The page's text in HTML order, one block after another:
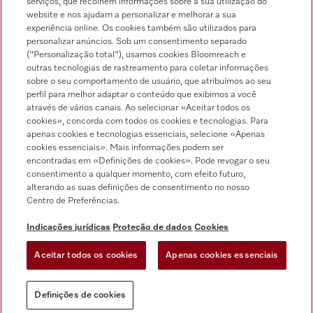
Pesquisa de distribuidores
Siga a Miele Professional
Proteção de dados
Condições gerais
Definições de cookies
website e nos ajudam a personalizar e melhorar a sua
experiência online. Os cookies também são utilizados para
personalizar anúncios. Sob um consentimento separado
("Personalização total"), usamos cookies Bloomreach e
outras tecnologias de rastreamento para coletar informações
sobre o seu comportamento de usuário, que atribuímos ao seu
perfil para melhor adaptar o conteúdo que exibimos a você
através de vários canais. Ao selecionar «Aceitar todos os
cookies», concorda com todos os cookies e tecnologias. Para
apenas cookies e tecnologias essenciais, selecione «Apenas
cookies essenciais». Mais informações podem ser
encontradas em «Definições de cookies». Pode revogar o seu
consentimento a qualquer momento, com efeito futuro,
alterando as suas definições de consentimento no nosso
Centro de Preferências.
Indicações jurídicas Proteção de dados Cookies
Aceitar todos os cookies Apenas cookies essenciais
Definições de cookies